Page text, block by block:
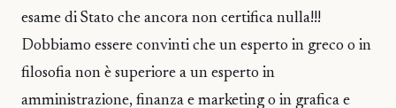
esame di Stato che ancora non certifica nulla!!!
Dobbiamo essere convinti che un esperto in greco o in
filosofia non è superiore a un esperto in
amministrazione, finanza e marketing o in grafica e